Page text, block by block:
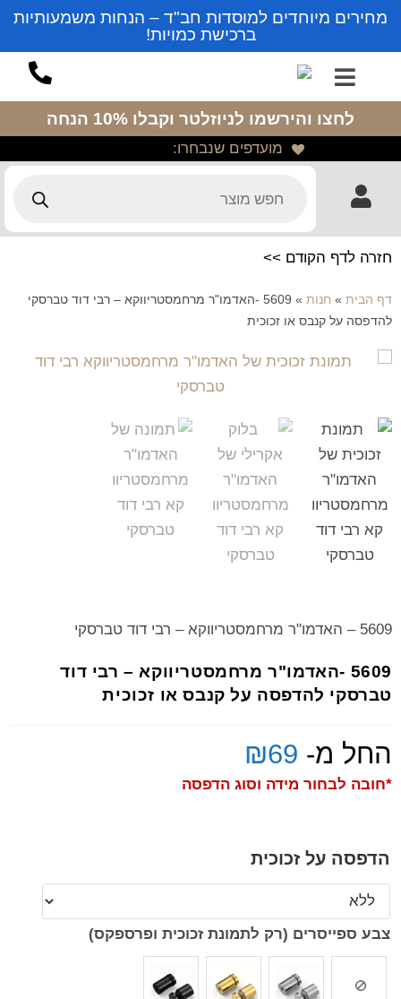
מחירים מיוחדים למוסדות חב"ד – הנחות משמעותיות
ברכישת כמויות!
לחצו והירשמו לניוזלטר וקבלו 10% הנחה
מועדפים שנבחרו:
חזרה לדף הקודם >>
דף הבית » חנות »
5609 -האדמו"ר מרחמסטריווקא – רבי דוד טברסקי
להדפסה על קנבס או זכוכית
5609 – האדמו"ר מרחמסטריווקא – רבי דוד טברסקי
5609 -האדמו"ר מרחמסטריווקא – רבי דוד
טברסקי להדפסה על קנבס או זכוכית
החל מ- ₪69
*חובה לבחור מידה וסוג הדפסה
הדפסה על זכוכית
צבע ספייסרים (רק לתמונת זכוכית ופרספקס)